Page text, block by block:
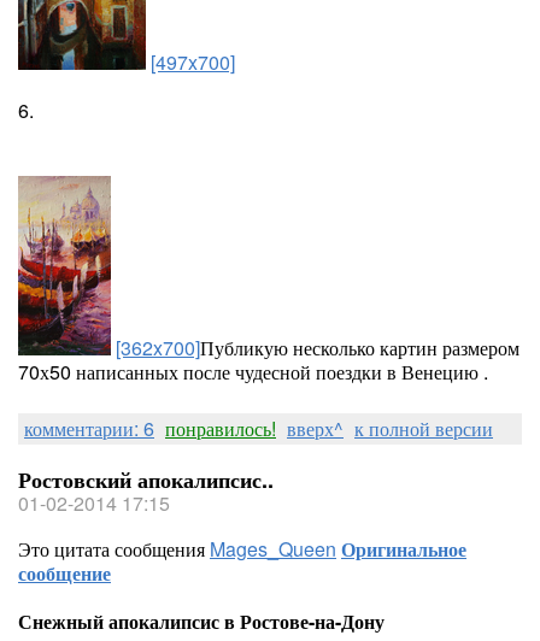
[497x700]
6.
[362x700]Публикую несколько картин размером
70х50 написанных после чудесной поездки в Венецию .
комментарии: 6 понравилось! вверх^ к полной версии
Ростовский апокалипсис..
01-02-2014 17:15
Это цитата сообщения Mages_Queen Оригинальное
сообщение
Снежный апокалипсис в Ростове-на-Дону